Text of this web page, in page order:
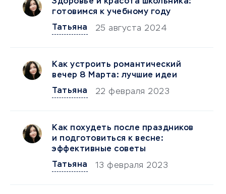
готовимся к учебному году
Татьяна
25 августа 2024
Как устроить романтический
вечер 8 Марта: лучшие идеи
Татьяна
22 февраля 2023
Как похудеть после праздников
и подготовиться к весне:
эффективные советы
Татьяна
13 февраля 2023